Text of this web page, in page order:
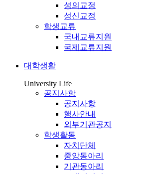
성의교정
성신교정
학생교류
국내교류지원
국제교류지원
대학생활
University Life
공지사항
공지사항
행사안내
외부기관공지
학생활동
자치단체
중앙동아리
기관동아리